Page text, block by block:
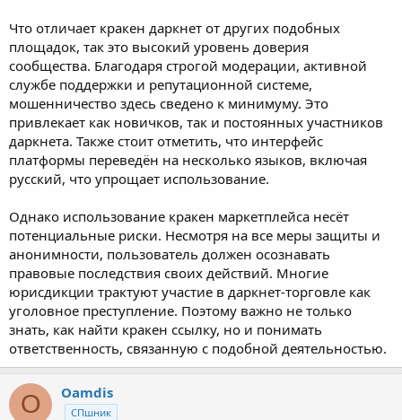
Что отличает кракен даркнет от других подобных
площадок, так это высокий уровень доверия
сообщества. Благодаря строгой модерации, активной
службе поддержки и репутационной системе,
мошенничество здесь сведено к минимуму. Это
привлекает как новичков, так и постоянных участников
даркнета. Также стоит отметить, что интерфейс
платформы переведён на несколько языков, включая
русский, что упрощает использование.
Однако использование кракен маркетплейса несёт
потенциальные риски. Несмотря на все меры защиты и
анонимности, пользователь должен осознавать
правовые последствия своих действий. Многие
юрисдикции трактуют участие в даркнет-торговле как
уголовное преступление. Поэтому важно не только
знать, как найти кракен ссылку, но и понимать
ответственность, связанную с подобной деятельностью.
O Oamdis
СПшник